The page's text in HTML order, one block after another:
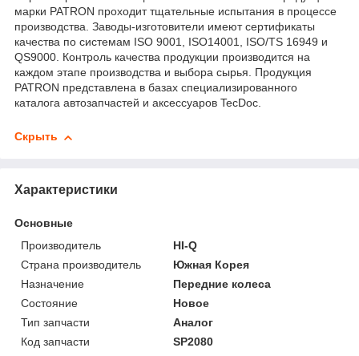
марки PATRON проходит тщательные испытания в процессе
производства. Заводы-изготовители имеют сертификаты
качества по системам ISO 9001, ISO14001, ISO/TS 16949 и
QS9000. Контроль качества продукции производится на
каждом этапе производства и выбора сырья. Продукция
PATRON представлена в базах специализированного
каталога автозапчастей и аксессуаров TecDoc.
Скрыть
Характеристики
Основные
Производитель
HI-Q
Страна производитель
Южная Корея
Назначение
Передние колеса
Состояние
Новое
Тип запчасти
Аналог
Код запчасти
SP2080